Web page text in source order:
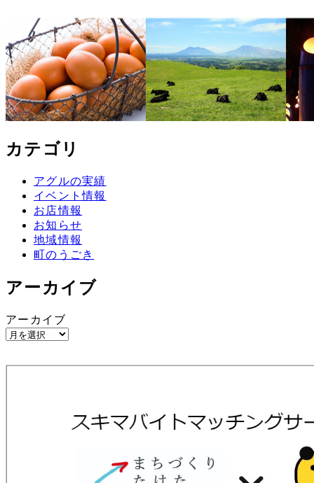
カテゴリ
アグルの実績
イベント情報
お店情報
お知らせ
地域情報
町のうごき
アーカイブ
アーカイブ